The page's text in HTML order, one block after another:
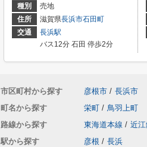
種別
売地
住所
滋賀県長浜市石田町
交通
長浜駅
バス12分 石田 停歩2分
市区町村から探す 彦根市 / 長浜市
町名から探す
栄町 / 鳥羽上町
路線から探す
東海道本線 / 近
駅から探す
彦根 / 長浜